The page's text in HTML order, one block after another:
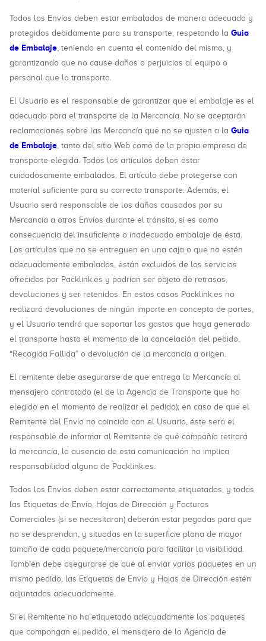
Todos los Envíos deben estar embalados de manera adecuada y
protegidos debidamente para su transporte, respetando la Guia
de Embalaje, teniendo en cuenta el contenido del mismo, y
garantizando que no cause daños o perjuicios al equipo o
personal que lo transporta.
El Usuario es el responsable de garantizar que el embalaje es el
adecuado para el transporte de la Mercancía. No se aceptarán
reclamaciones sobre las Mercancía que no se ajusten a la Guia
de Embalaje, tanto del sitio Web como de la propia empresa de
transporte elegida. Todos los artículos deben estar
cuidadosamente embalados. El artículo debe protegerse con
material suficiente para su correcto transporte. Además, el
Usuario será responsable de los daños causados por su
Mercancía a otros Envíos durante el tránsito, si es como
consecuencia del insuficiente o inadecuado embalaje de ésta.
Los artículos que no se entreguen en una caja o que no estén
adecuadamente embalados, están excluidos de los servicios
ofrecidos por Packlink.es y podrían ser objeto de retrasos,
devoluciones y ser retenidos. En estos casos Packlink.es no
realizará devoluciones de ningún importe en concepto de portes,
y el Usuario tendrá que soportar los gastos que haya generado
el transporte hasta el momento de la cancelación del pedido,
“Recogida Fallida” o devolución de la mercancía a origen.
El remitente debe asegurarse de que entrega la Mercancía al
mensajero contratado (el de la Agencia de Transporte que ha
elegido en el momento de realizar el pedido); en caso de que el
Remitente del Envío no coincida con el Usuario, éste será el
responsable de informar al Remitente de qué compañía retirará
la mercancía, la ausencia de esta comunicación no implica
responsabilidad alguna de Packlink.es.
Todos los Envíos deben estar correctamente etiquetados, y todas
las Etiquetas de Envío, Hojas de Dirección y Facturas
Comerciales (si se necesitaran) deberán estar pegadas para que
no se desprendan, y situadas en la superficie plana de mayor
tamaño de cada paquete/mercancía para facilitar la visibilidad.
También debe asegurarse de qué al enviar varios paquetes en un
mismo pedido, las Etiquetas de Envío y Hojas de Dirección estén
adjuntadas adecuadamente.
Si el Remitente no ha etiquetado adecuadamente los paquetes
que compongan el pedido, el mensajero de la Agencia de